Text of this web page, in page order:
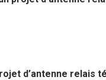
d’antenne relais